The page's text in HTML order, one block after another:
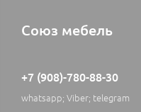
Союз мебель
+7 (908)-780-88-30
whatsapp; Viber; telegram